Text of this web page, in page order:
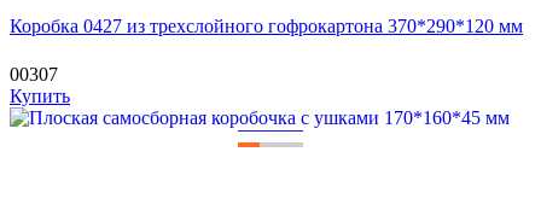
Коробка 0427 из трехслойного гофрокартона 370*290*120 мм
00307
Купить
———